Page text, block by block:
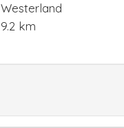
Westerland
9.2 km